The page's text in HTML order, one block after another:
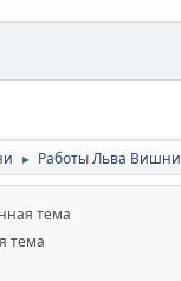
► Работы Льва Вишни
тема
тема